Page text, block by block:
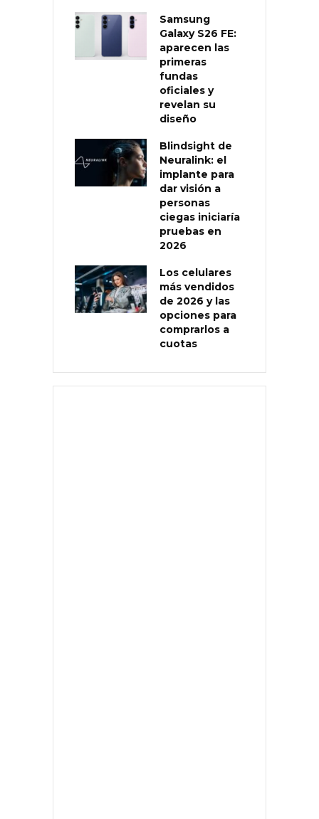
Samsung
Galaxy S26 FE:
aparecen las
primeras
fundas
oficiales y
revelan su
diseño
Blindsight de
Neuralink: el
implante para
dar visión a
personas
ciegas iniciaría
pruebas en
2026
Los celulares
más vendidos
de 2026 y las
opciones para
comprarlos a
cuotas